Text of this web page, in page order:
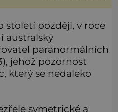
století později, v roce
australský
paranormálních
jehož pozornost
který se nedaleko
symetrické a